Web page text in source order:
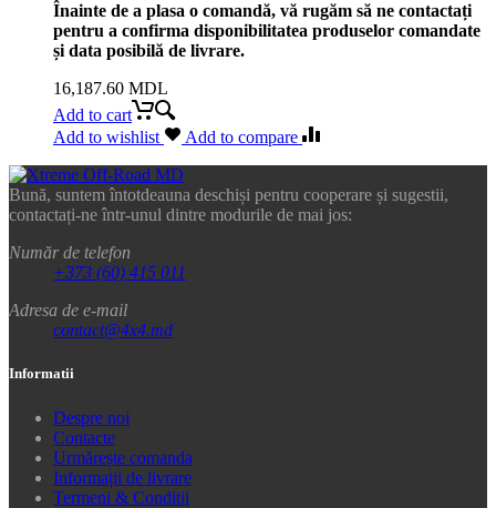
Înainte de a plasa o comandă, vă rugăm să ne contactați
pentru a confirma disponibilitatea produselor comandate
și data posibilă de livrare.
16,187.60 MDL
Add to cart
Add to wishlist
Add to compare
Bună, suntem întotdeauna deschiși pentru cooperare și sugestii,
contactați-ne într-unul dintre modurile de mai jos:
Număr de telefon
+373 (60) 415 011
Adresa de e-mail
contact@4x4.md
Informatii
Despre noi
Contacte
Urmărește comanda
Informații de livrare
Termeni & Conditii